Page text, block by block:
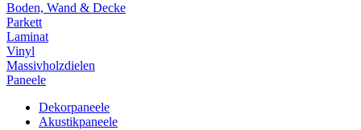
Boden, Wand & Decke
Parkett
Laminat
Vinyl
Massivholzdielen
Paneele
Dekorpaneele
Akustikpaneele